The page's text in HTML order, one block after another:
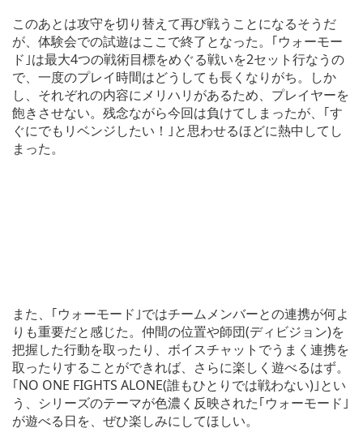
このあとは攻守を切り替えて再び戦うことになるそうだ
が、体験会での試遊はここで終了となった。｢ウォーモー
ド｣は最大4つの戦術目標をめぐる戦いを2セット行なうの
で、一度のプレイ時間はどうしても長くなりがち。しか
し、それぞれの内容にメリハリがあるため、プレイヤーを
飽きさせない。残念ながら今回は負けてしまったが、｢す
ぐにでもリベンジしたい！｣と思わせるほどに熱中してし
まった。
また、｢ウォーモード｣ではチームメンバーとの連携が何よ
りも重要だと感じた。仲間の位置や師団(ディビジョン)を
把握した行動を取ったり、ボイスチャットでうまく連携を
取ったりすることができれば、さらに楽しく遊べるはず。
｢NO ONE FIGHTS ALONE(誰もひとりでは戦わない)｣とい
う、シリーズのテーマが色濃く反映された｢ウォーモード｣
が遊べる日を、ぜひ楽しみにしてほしい。